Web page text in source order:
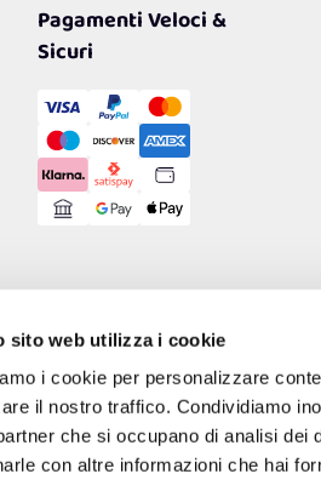
sito web utilizza i cookie
i cookie per personalizzare
il nostro traffico. Condividiamo
che si occupano di analisi dei
con altre informazioni che hai
Pagamenti Veloci &
Sicuri